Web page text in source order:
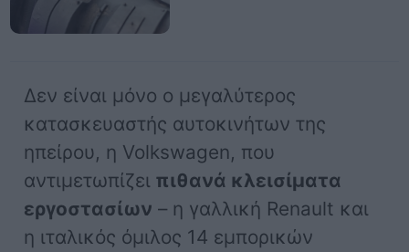
Δεν είναι μόνο ο μεγαλύτερος
κατασκευαστής αυτοκινήτων της
ηπείρου, η Volkswagen, που
αντιμετωπίζει πιθανά κλεισίματα
εργοστασίων – η γαλλική Renault και
η ιταλικός όμιλος 14 εμπορικών